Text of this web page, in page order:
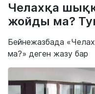
Челахқа
жойды ма?
Бейнежазбада «Челах
ма?» деген жазу бар